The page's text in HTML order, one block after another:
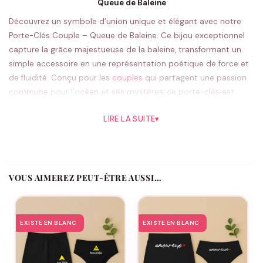
Queue de Baleine
Découvrez un symbole d’union unique et élégant avec notre
Porte-Clés Couple – Queue de Baleine. Ce bijou exceptionnel
capture la grâce majestueuse de la baleine, transformant un
simple accessoire en une représentation poétique de force et
de fluidité. Conçu pour les couples qui partagent une passion
commune pour l’océan et ses mystères, ce porte-clés est
spécial qui vous unit, aussi profond et imperturbable que
l’océan. Le design de la queue de baleine est non seulement
voyage, des valeurs essentielles pour un couple aventurier et
amoureux de la nature.
Ce cadeau n’est pas réservé aux occasions spécifiques; il est
LIRE LA SUITE▾
VOUS AIMEREZ PEUT-ÊTRE AUSSI…
EXISTE EN BLANC EXISTE EN BLANC